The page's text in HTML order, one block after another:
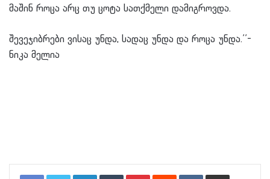
მაშინ როცა არც თუ ცოტა სათქმელი დამიგროვდა.
შევეჯიბრები ვისაც უნდა, სადაც უნდა და როცა უნდა.’’-
ნიკა მელია
LinkedInTumblr PinterestReddit VKontakteShare via Email